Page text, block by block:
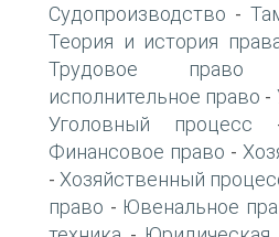
Судопроизводство -
Теория и история
Трудовое право
исполнительное право -
Уголовный процесс
Финансовое право -
- Хозяйственный
право - Ювенальное